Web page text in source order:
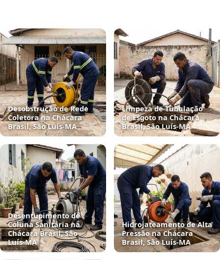
Desobstrução de Rede
Coletora na Chácara
Brasil, São Luís‑MA
Limpeza de Tubulação
de Esgoto na Chácara
Brasil, São Luís‑MA
Desentupimento de
Coluna Sanitária na
Chácara Brasil, São
Luís‑MA
Hidrojateamento de Alta
Pressão na Chácara
Brasil, São Luís‑MA